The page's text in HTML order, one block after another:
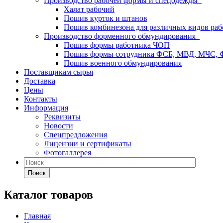
Халат рабочий
Пошив курток и штанов
Пошив комбинезона для различных видов
Производство форменного обмундирования
Пошив формы работника ЧОП
Пошив формы сотрудника ФСБ, МВД,
Пошив военного обмундирования
Поставщикам сырья
Доставка
Цены
Контакты
Информация
Реквизиты
Новости
Спецпредложения
Лицензии и сертификаты
Фотогаллерея
Поиск
Каталог товаров
Главная